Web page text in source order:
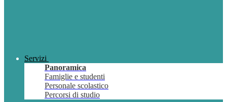
Servizi
Panoramica
Famiglie e studenti
Personale scolastico
Percorsi di studio